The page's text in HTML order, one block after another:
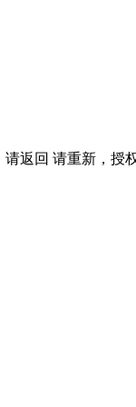
请返回 请重新， 授